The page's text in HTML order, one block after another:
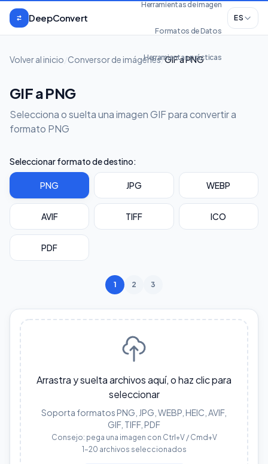
Saltar al contenido
DeepConvert
Herramientas de imagen
Formatos de Datos
Herramientas prácticas
ES
Volver al inicio Conversor de imágenes/GIF a PNG
GIF a PNG
Selecciona o suelta una imagen GIF para convertir a
formato PNG
Seleccionar formato de destino:
PNG JPG WEBP
AVIF TIFF ICO
PDF
1 2 3
Arrastra y suelta archivos aquí, o haz clic para
seleccionar
Soporta formatos PNG, JPG, WEBP, HEIC, AVIF,
GIF, TIFF, PDF
Consejo: pega una imagen con Ctrl+V / Cmd+V
1–20 archivos seleccionados